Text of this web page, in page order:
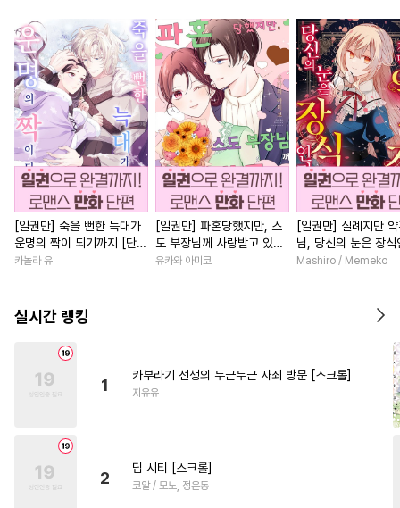
[일권만] 죽을 뻔한 늑대가
운명의 짝이 되기까지 [단행
본]
카놀라 유
[일권만] 파혼당했지만, 스
도 부장님께 사랑받고 있습
니다 [단행본]
유카와 아미코
[일권만] 실례지만
님, 당신의 눈은 장식
요? [단행본]
Mashiro / Memeko
실시간 랭킹
1
카부라기 선생의 두근두근 사죄 방문 [스크롤]
지유유
2
딥 시티 [스크롤]
코알 / 모노, 정은동